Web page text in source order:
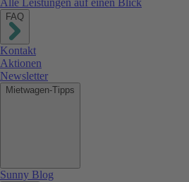
FAQ
Kontakt
Aktionen
Newsletter
Mietwagen-Tipps
Sunny Blog